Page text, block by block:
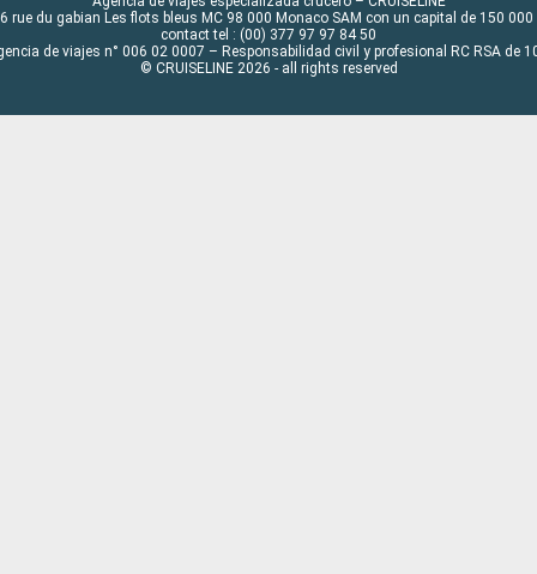
rue du gabian Les flots bleus MC 98 000 Monaco SAM con un capital de 150 000
contact tel : (00) 377 97 97 84 50
de viajes n° 006 02 0007 – Responsabilidad civil y profesional RC RSA de
© CRUISELINE 2026 - all rights reserved